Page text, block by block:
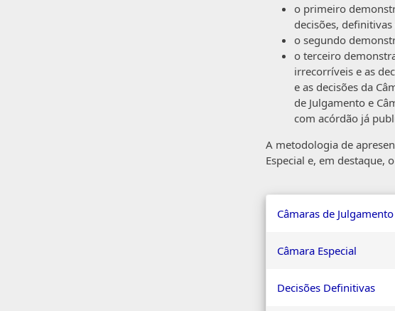
o primeiro
decisões,
o segundo
o terceiro
irrecorríveis e as
e as decisões da
de Julgamento e
com acórdão já
A metodologia de
Especial e, em destaque,
Câmaras de Julgamento
Câmara Especial
Decisões Definitivas